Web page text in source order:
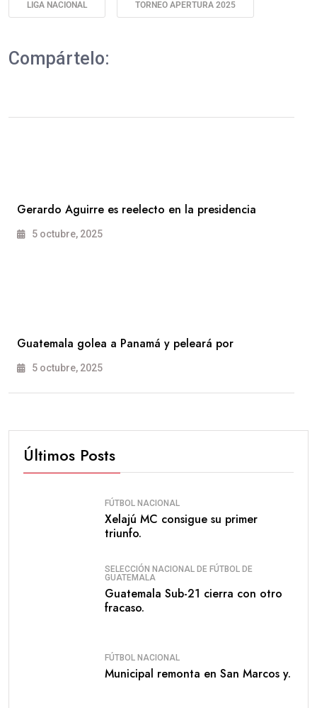
LIGA NACIONAL TORNEO APERTURA 2025
Compártelo:
Gerardo Aguirre es reelecto en la presidencia
5 octubre, 2025
Guatemala golea a Panamá y peleará por
5 octubre, 2025
Últimos Posts
FÚTBOL NACIONAL
Xelajú MC consigue su primer
triunfo.
SELECCIÓN NACIONAL DE FÚTBOL DE
GUATEMALA
Guatemala Sub-21 cierra con otro
fracaso.
FÚTBOL NACIONAL
Municipal remonta en San Marcos y.